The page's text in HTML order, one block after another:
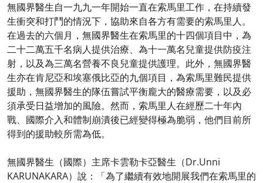
無國界醫生自一九九一年開始一直在索馬里工作，在持續發
生衝突和打鬥的情況下，協助來自各方有需要的索馬里人。
在過去的六個月，無國界醫生在索馬里的十四個項目中，為
二十二萬五千名病人提供治療、為十一萬名兒童提供防疫注
射，以及為三萬名營養不良兒童提供護理。此外，無國界醫
生亦在肯尼亞和埃塞俄比亞的九個項目，為索馬里難民提供
援助，無國界醫生的隊伍嘗試平衡龐大的醫療需要，以及必
須承受日益增加的風險。然而，索馬里人在經歷二十年內
戰、國際介入和體制崩潰後已經變得極為脆弱，他們目前所
得到的援助較所需為低。
無國界醫生（國際）主席卡雲勒卡亞醫生（Dr.Unni
KARUNAKARA）說：「為了繼續有效地開展我們在索馬里的